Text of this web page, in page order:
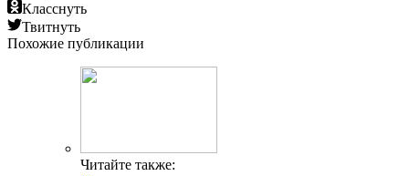
Класснуть
Твитнуть
Похожие публикации
Читайте также: